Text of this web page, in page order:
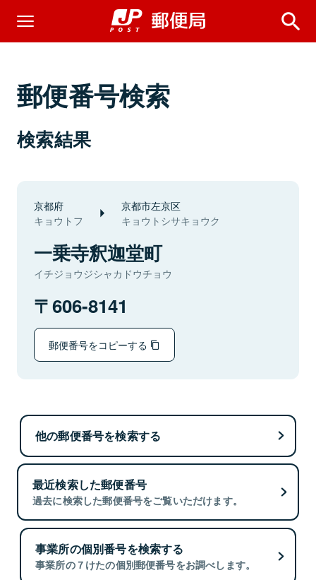
郵便番号検索
検索結果
京都府
キョウトフ
京都市左京区
キョウトシサキョウク
一乗寺釈迦堂町
イチジョウジシャカドウチョウ
606-8141
郵便番号をコピーする
他の郵便番号を検索する
最近検索した郵便番号
過去に検索した郵便番号をご覧いただけます。
事業所の個別番号を検索する
事業所の７けたの個別郵便番号をお調べします。